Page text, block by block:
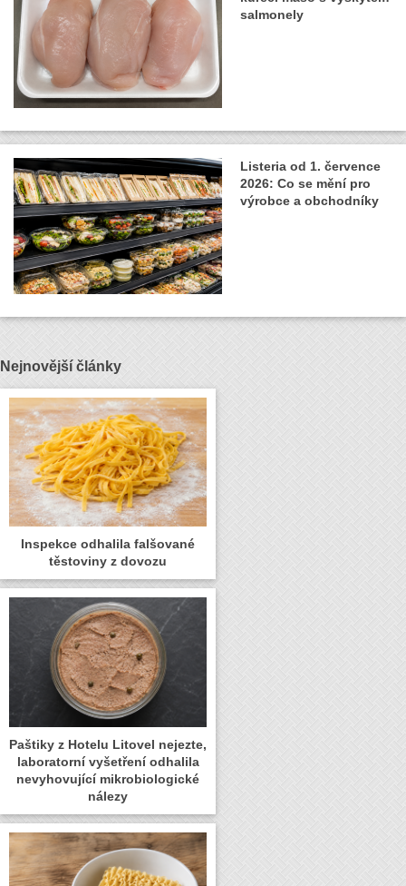
salmonely
Listeria od 1. července
2026: Co se mění pro
výrobce a obchodníky
Nejnovější články
Inspekce odhalila falšované
těstoviny z dovozu
Paštiky z Hotelu Litovel nejezte,
laboratorní vyšetření odhalila
nevyhovující mikrobiologické
nálezy